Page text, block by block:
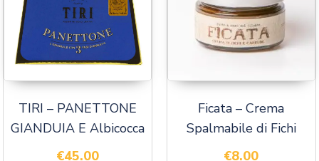
TIRI – PANETTONE
GIANDUIA E Albicocca
€45.00
Ficata – Crema
Spalmabile di Fichi
€8.00